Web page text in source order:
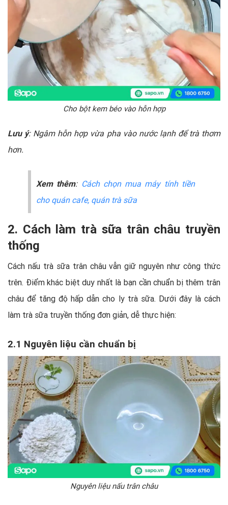
Cho bột kem béo vào hỗn hợp
Lưu ý: Ngâm hỗn hợp vừa pha vào nước lạnh để trà thơm
hơn.
Xem thêm: Cách chọn mua máy tính tiền
cho quán cafe, quán trà sữa
2. Cách làm trà sữa trân châu truyền
thống
Cách nấu trà sữa trân châu vẫn giữ nguyên như công thức
trên. Điểm khác biệt duy nhất là bạn cần chuẩn bị thêm trân
châu để tăng độ hấp dẫn cho ly trà sữa. Dưới đây là cách
làm trà sữa truyền thống đơn giản, dễ thực hiện:
2.1 Nguyên liệu cần chuẩn bị
Nguyên liệu nấu trân châu